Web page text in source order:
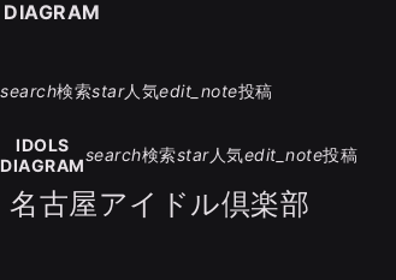
search検索star人気edit_note投稿
IDOLS
DIAGRAM
search検索star人気edit_note投稿
名古屋アイドル倶楽部